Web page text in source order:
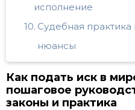
исполнение
Судебная
нюансы
Как подать иск в
пошаговое
законы и практика